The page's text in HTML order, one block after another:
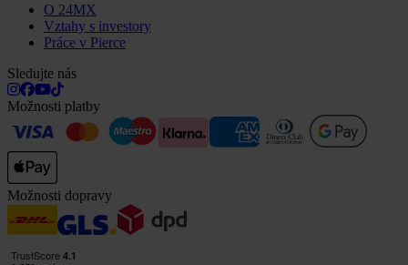
O 24MX
Vztahy s investory
Práce v Pierce
Sledujte nás
Možnosti platby
Možnosti dopravy